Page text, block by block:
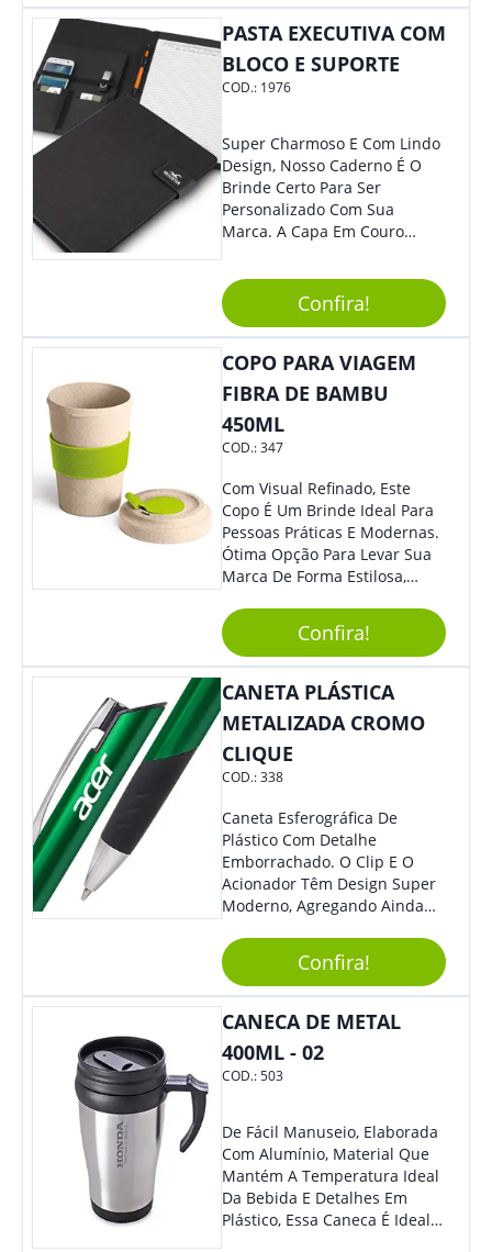
Mesmo Para Presentear
Colaboradores.
PASTA EXECUTIVA COM
BLOCO E SUPORTE
COD.: 1976
Super Charmoso E Com Lindo
Design, Nosso Caderno É O
Brinde Certo Para Ser
Personalizado Com Sua
Marca. A Capa Em Couro
Elástico Permite Maior
Segurança Ao Carregá-Lo.
Ofereça A Seus Clientes E
Colaboradores, Sem Dúvidas
Eles Irão Adorar.
Confira!
COPO PARA VIAGEM
FIBRA DE BAMBU
450ML
COD.:347
Com Visual Refinado, Este
Copo É Um Brinde Ideal Para
Pessoas Práticas E Modernas.
Ótima Opção Para Levar Sua
Marca De Forma Estilosa,
Empresa Em Eventos,
Reuniões Corporativas Ou Até
Mesmo Para Presentear
Colaboradores.
Confira!
CANETA PLÁSTICA
METALIZADA CROMO
CLIQUE
COD.:338
Caneta Esferográfica De
Plástico Com Detalhe
Emborrachado. O Clip E O
Acionador Têm Design Super
Moderno, Agregando Ainda
Marca.
Confira!
CANECA DE METAL
400ML - 02
COD.:503
De Fácil Manuseio, Elaborada
Com Alumínio, Material Que
Mantém A Temperatura Ideal
Da Bebida E Detalhes Em
Plástico, Essa Caneca É Ideal